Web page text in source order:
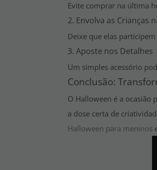
Evite comprar na última
2. Envolva as Crianças
Deixe que elas
3. Aposte nos Detalhes
Um simples acessório
Conclusão:
O Halloween é a ocasião
a dose certa de
Halloween para meninos